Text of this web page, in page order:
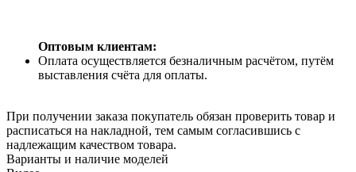
Оптовым клиентам:
Оплата осуществляется безналичным расчётом, путём
выставления счёта для оплаты.
При получении заказа покупатель обязан проверить товар и
расписаться на накладной, тем самым согласившись с
надлежащим качеством товара.
Варианты и наличие моделей